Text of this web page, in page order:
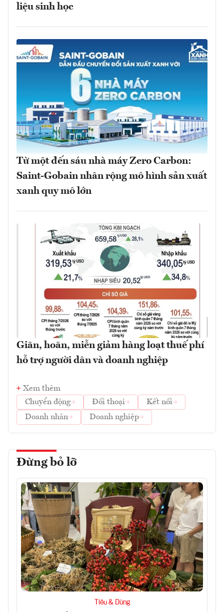
liệu sinh học
Từ một đến sáu nhà máy Zero Carbon:
Saint-Gobain nhân rộng mô hình sản xuất
xanh quy mô lớn
Giãn, hoãn, miễn giảm hàng loạt thuế phí
hỗ trợ người dân và doanh nghiệp
Xem thêm
Chuyển động
Đối thoại
Kết nối
Doanh nhân
Doanh nghiệp
Đừng bỏ lỡ
Tiêu & Dùng